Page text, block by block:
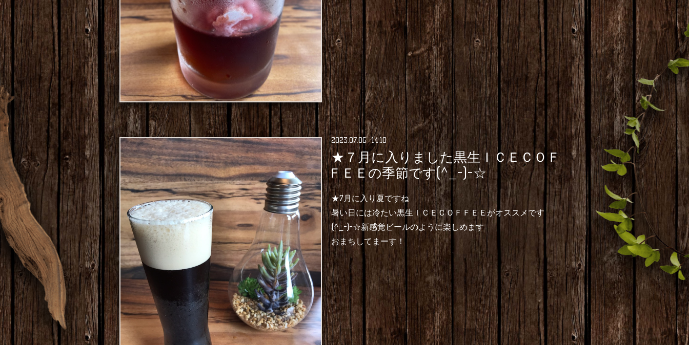
2023.07.06 14:10
★７月に入りました黒生ＩＣＥＣＯＦ
ＦＥＥの季節です(^_-)-☆
★7月に入り夏ですね
暑い日には冷たい黒生ＩＣＥＣＯＦＦＥＥがオススメです
(^_-)-☆新感覚ビールのように楽しめます
おまちしてまーす！